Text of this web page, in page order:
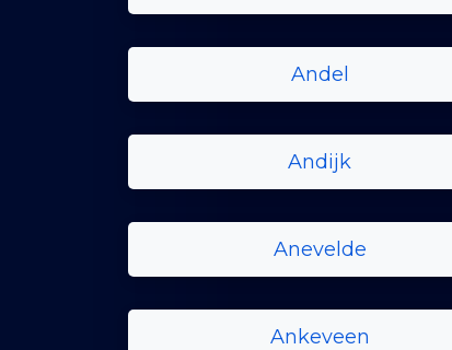
Andel
Andijk
Anevelde
Ankeveen